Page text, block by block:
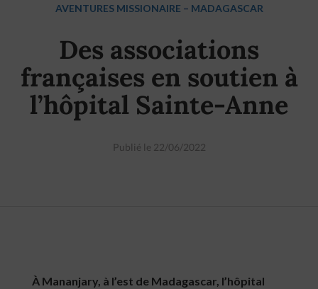
AVENTURES MISSIONAIRE – MADAGASCAR
Des associations
françaises en soutien à
l’hôpital Sainte-Anne
Publié le 22/06/2022
À Mananjary, à l’est de Madagascar, l’hôpital